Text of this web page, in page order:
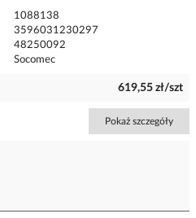
1088138
3596031230297
48250092
Socomec
619,55 zł/szt
Pokaż szczegóły